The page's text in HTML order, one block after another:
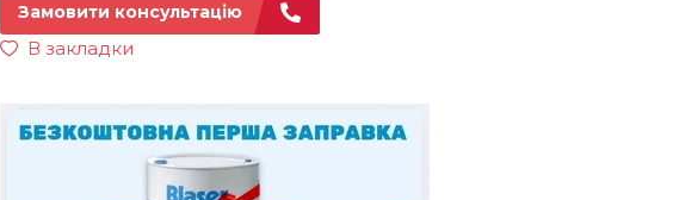
Замовити консультацію
В закладки